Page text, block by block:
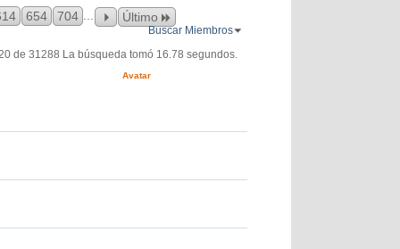
654 704 Último
Buscar Miembros
de 31288 La búsqueda tomó 16.78 segundos.
Avatar